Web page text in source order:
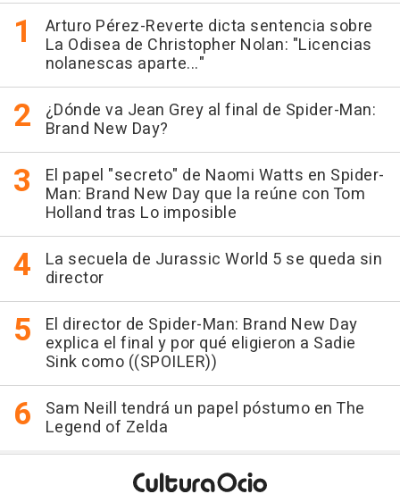
Arturo Pérez-Reverte dicta sentencia sobre
La Odisea de Christopher Nolan: "Licencias
nolanescas aparte..."
¿Dónde va Jean Grey al final de Spider-Man:
Brand New Day?
El papel "secreto" de Naomi Watts en Spider-
Man: Brand New Day que la reúne con Tom
Holland tras Lo imposible
La secuela de Jurassic World 5 se queda sin
director
El director de Spider-Man: Brand New Day
explica el final y por qué eligieron a Sadie
Sink como ((SPOILER))
Sam Neill tendrá un papel póstumo en The
Legend of Zelda